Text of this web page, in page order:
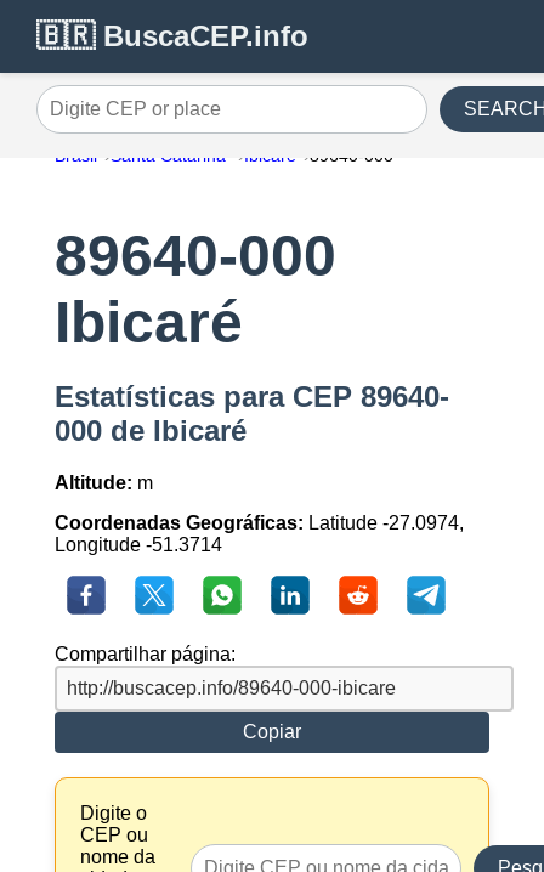
🇧🇷 BuscaCEP.info
Digite CEP or place
Brasil Santa Catarina Ibicaré 89640-000
89640-000
Ibicaré
Estatísticas para CEP 89640-
000 de Ibicaré
Altitude: m
Coordenadas Geográficas: Latitude -27.0974,
Longitude -51.3714
Compartilhar página:
Copiar
Digite o
CEP ou
nome da